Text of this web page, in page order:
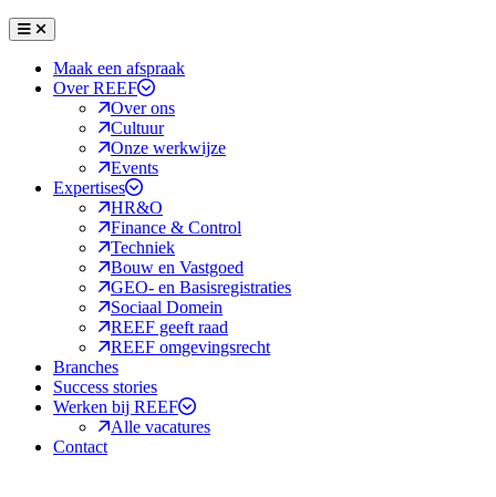
Menu
Sluiten
Maak een afspraak
Over REEF
Over ons
Cultuur
Onze werkwijze
Events
Expertises
HR&O
Finance & Control
Techniek
Bouw en Vastgoed
GEO- en Basisregistraties
Sociaal Domein
REEF geeft raad
REEF omgevingsrecht
Branches
Success stories
Werken bij REEF
Alle vacatures
Contact